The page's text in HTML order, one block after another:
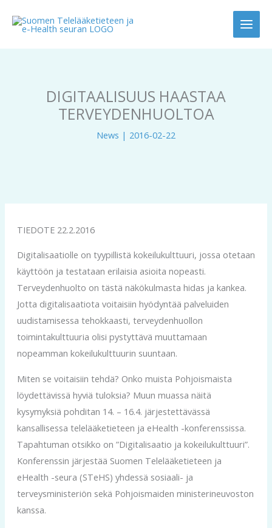
DIGITAALISUUS HAASTAA
TERVEYDENHUOLTOA
News | 2016-02-22
TIEDOTE 22.2.2016
Digitalisaatiolle on tyypillistä kokeilukulttuuri, jossa otetaan
käyttöön ja testataan erilaisia asioita nopeasti.
Terveydenhuolto on tästä näkökulmasta hidas ja kankea.
Jotta digitalisaatiota voitaisiin hyödyntää palveluiden
uudistamisessa tehokkaasti, terveydenhuollon
toimintakulttuuria olisi pystyttävä muuttamaan
nopeamman kokeilukulttuurin suuntaan.
Miten se voitaisiin tehdä? Onko muista Pohjoismaista
löydettävissä hyviä tuloksia? Muun muassa näitä
kysymyksiä pohditan 14. – 16.4. järjestettävässä
kansallisessa telelääketieteen ja eHealth -konferenssissa.
Tapahtuman otsikko on ”Digitalisaatio ja kokeilukulttuuri”.
Konferenssin järjestää Suomen Telelääketieteen ja
eHealth -seura (STeHS) yhdessä sosiaali- ja
terveysministeriön sekä Pohjoismaiden ministerineuvoston
kanssa.